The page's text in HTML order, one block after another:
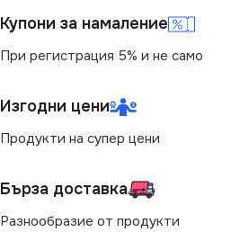
Купони за намаление
При регистрация 5% и не само
Изгодни цени
Продукти на супер цени
Бърза доставка
Разнообразие от продукти